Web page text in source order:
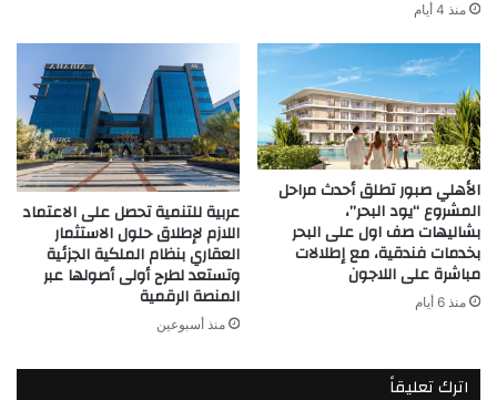
منذ 4 أيام
الأهلي صبور تطلق أحدث مراحل
المشروع “يود البحر”،
بشاليهات صف اول على البحر
بخدمات فندقية، مع إطلالات
مباشرة على اللاجون
منذ 6 أيام
عربية للتنمية تحصل على الاعتماد
اللازم لإطلاق حلول الاستثمار
العقاري بنظام الملكية الجزئية
وتستعد لطرح أولى أصولها عبر
المنصة الرقمية
منذ أسبوعين
اترك تعليقاً